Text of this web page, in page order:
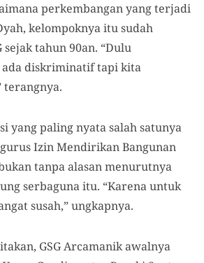
perkembangan yang terjadi
kelompoknya itu sudah
sejak tahun 90an. “Dulu
ada diskriminatif tapi kita
terangnya.
yang paling nyata salah satunya
Izin Mendirikan Bangunan
tanpa alasan menurutnya
serbaguna itu. “Karena untuk
susah,” ungkapnya.
GSG Arcamanik awalnya